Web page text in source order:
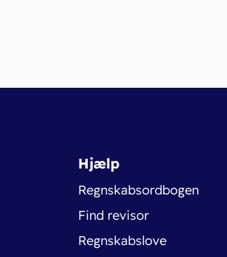
Hjælp
Regnskabsordbogen
Find revisor
Regnskabslove